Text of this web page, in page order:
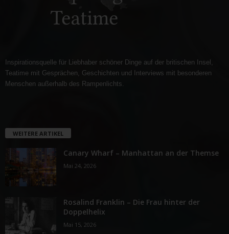
Inspirationsquelle für Liebhaber schöner Dinge auf der britischen Insel,
Teatime mit Gesprächen, Geschichten und Interviews mit besonderen
Menschen außerhalb des Rampenlichts.
WEITERE ARTIKEL
Canary Wharf – Manhattan an der Themse
Mai 24, 2026
Rosalind Franklin – Die Frau hinter der
Doppelhelix
Mai 15, 2026